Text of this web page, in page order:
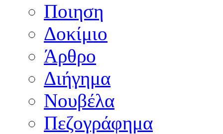
Ποιηση
Δοκίμιο
Άρθρο
Διήγημα
Νουβέλα
Πεζογράφημα